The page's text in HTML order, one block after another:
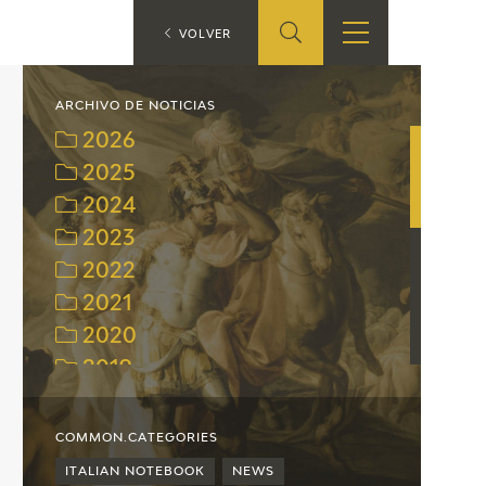
SHOP
ONLINE SHOP
RECURSOS
EDUCATIVOS
ARASAAC
ARCHIVO DE NOTICIAS
2026
2025
2024
2023
2022
2021
2020
2019
2018
2017
2016
COMMON.CATEGORIES
ITALIAN NOTEBOOK NEWS
VOLVER